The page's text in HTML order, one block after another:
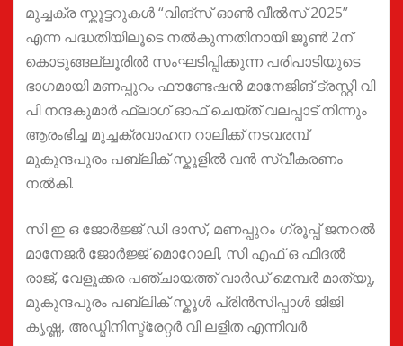
മുച്ചക്ര സ്കൂട്ടറുകൾ “വിങ്സ് ഓൺ വീൽസ് 2025”
എന്ന പദ്ധതിയിലൂടെ നൽകുന്നതിനായി ജൂൺ 2ന്
കൊടുങ്ങല്ലൂരിൽ സംഘടിപ്പിക്കുന്ന പരിപാടിയുടെ
ഭാഗമായി മണപ്പുറം ഫൗണ്ടേഷൻ മാനേജിങ് ട്രസ്റ്റി വി
പി നന്ദകുമാർ ഫ്ലാഗ് ഓഫ് ചെയ്ത് വലപ്പാട് നിന്നും
ആരംഭിച്ച മുച്ചക്രവാഹന റാലിക്ക് നടവരമ്പ്
മുകുന്ദപുരം പബ്ലിക് സ്കൂളിൽ വൻ സ്വീകരണം
നൽകി.
സി ഇ ഒ ജോർജ്ജ് ഡി ദാസ്, മണപ്പുറം ഗ്രൂപ്പ് ജനറൽ
മാനേജർ ജോർജ്ജ് മൊറോലി, സി എഫ് ഒ ഫിദൽ
രാജ്, വേളൂക്കര പഞ്ചായത്ത് വാർഡ് മെമ്പർ മാത്യു,
മുകുന്ദപുരം പബ്ലിക് സ്കൂൾ പ്രിൻസിപ്പാൾ ജിജി
കൃഷ്ണ, അഡ്മിനിസ്ട്രേറ്റർ വി ലളിത എന്നിവർ